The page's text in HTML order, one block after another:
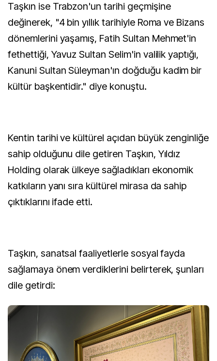
Taşkın ise Trabzon'un tarihi geçmişine
değinerek, "4 bin yıllık tarihiyle Roma ve Bizans
dönemlerini yaşamış, Fatih Sultan Mehmet'in
fethettiği, Yavuz Sultan Selim'in valilik yaptığı,
Kanuni Sultan Süleyman'ın doğduğu kadim bir
kültür başkentidir." diye konuştu.
Kentin tarihi ve kültürel açıdan büyük zenginliğe
sahip olduğunu dile getiren Taşkın, Yıldız
Holding olarak ülkeye sağladıkları ekonomik
katkıların yanı sıra kültürel mirasa da sahip
çıktıklarını ifade etti.
Taşkın, sanatsal faaliyetlerle sosyal fayda
sağlamaya önem verdiklerini belirterek, şunları
dile getirdi: